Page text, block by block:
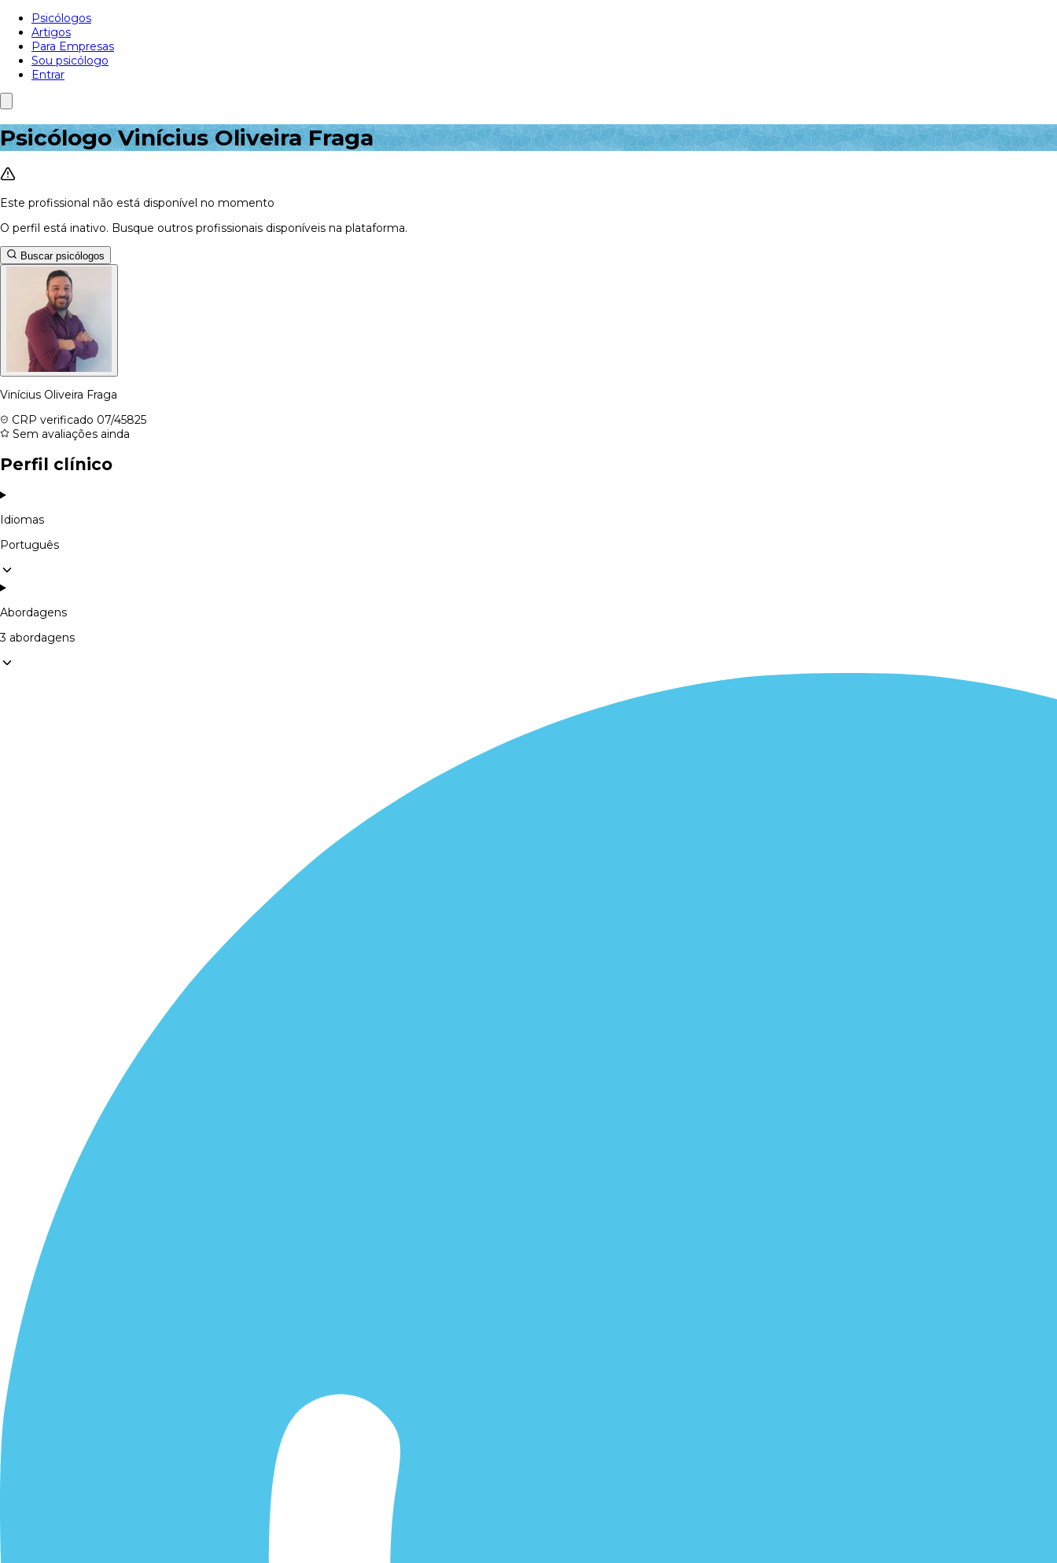
Psicólogos
Artigos
Para Empresas
Sou psicólogo
Entrar
Psicólogo Vinícius Oliveira Fraga
Este profissional não está disponível no momento
O perfil está inativo. Busque outros profissionais disponíveis na plataforma.
Buscar psicólogos
Vinícius Oliveira Fraga
CRP verificado 07/45825
Sem avaliações ainda
Perfil clínico
Idiomas
Português
Abordagens
3 abordagens